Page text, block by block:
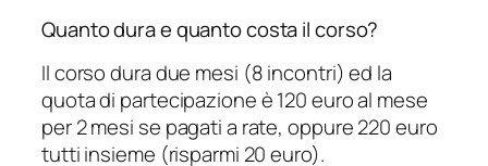
Quanto dura e quanto costa il corso?
Il corso dura due mesi (8 incontri) ed la
quota di partecipazione è 120 euro al mese
per 2 mesi se pagati a rate, oppure 220 euro
tutti insieme (risparmi 20 euro).